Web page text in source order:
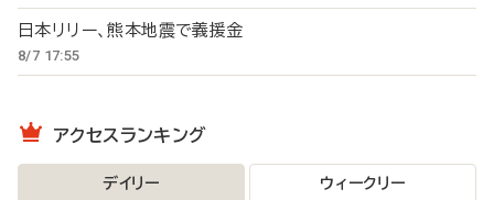
日本リリー、熊本地震で義援金
8/7 17:55
アクセスランキング
デイリー ウィークリー